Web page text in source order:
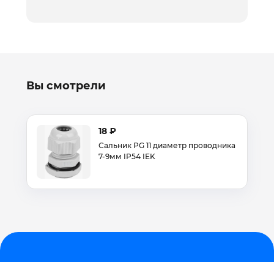
Вы смотрели
18 ₽
Сальник PG 11 диаметр проводника
7-9мм IP54 IEK